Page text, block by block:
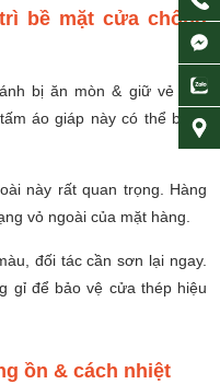
bề mặt cửa chống
bị ăn mòn & giữ vẻ đẹp
áo giáp này có thể bong
này rất quan trọng. Hàng
vỏ ngoài của mặt hàng.
đối tác cần sơn lại ngay.
gỉ để bảo vệ cửa thép hiệu
ồn & cách nhiệt